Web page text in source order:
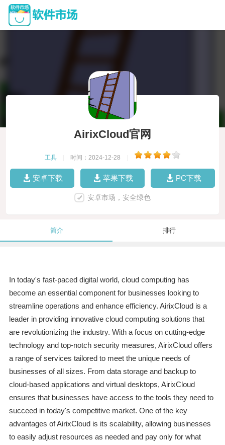
AirixCloud官网
工具 时间：2024-12-28
安卓下载 苹果下载 PC下载
安卓市场，安全绿色
简介 排行
In today's fast-paced digital world, cloud computing has
become an essential component for businesses looking to
streamline operations and enhance efficiency. AirixCloud is a
leader in providing innovative cloud computing solutions that
are revolutionizing the industry. With a focus on cutting-edge
technology and top-notch security measures, AirixCloud offers
a range of services tailored to meet the unique needs of
businesses of all sizes. From data storage and backup to
cloud-based applications and virtual desktops, AirixCloud
ensures that businesses have access to the tools they need to
succeed in today's competitive market. One of the key
advantages of AirixCloud is its scalability, allowing businesses
to easily adjust resources as needed and pay only for what